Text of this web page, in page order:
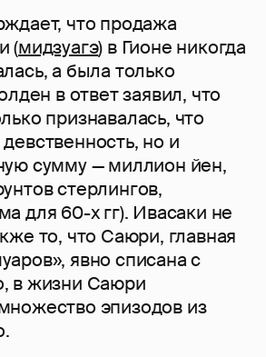
что продажа
(мидзуагэ) в Гионе никогда
а была только
в ответ заявил, что
признавалась, что
но и
сумму — миллион йен,
стерлингов,
для 60-х гг). Ивасаки не
то, что Саюри, главная
явно списана с
в жизни Саюри
эпизодов из